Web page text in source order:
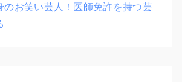
のお笑い芸人！医師免許を持つ芸